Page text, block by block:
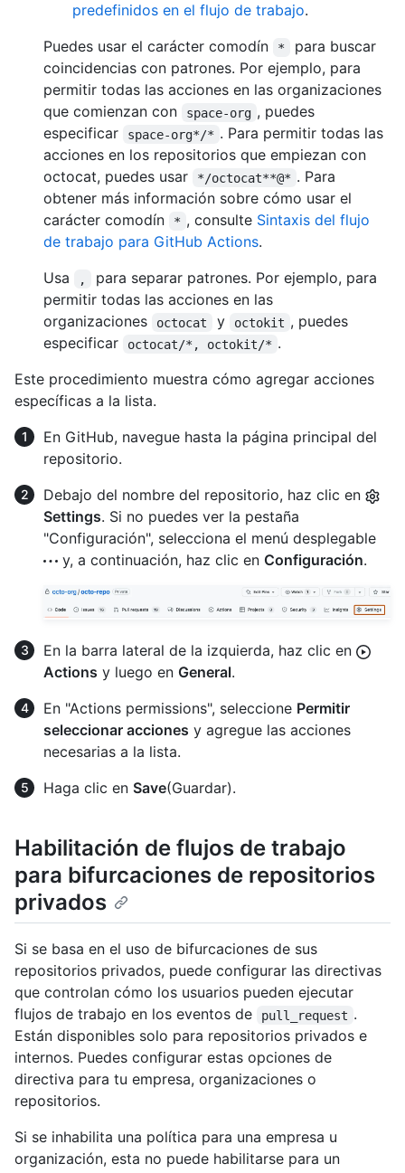
predefinidos en el flujo de trabajo.
Puedes usar el carácter comodín
*
para buscar
coincidencias con patrones. Por ejemplo, para
permitir todas las acciones en las organizaciones
que comienzan con
space-org , puedes
especificar
space-org*/* . Para permitir todas las
acciones en los repositorios que empiezan con
octocat, puedes usar
*/octocat**@* . Para
obtener más información sobre cómo usar el
carácter comodín
* , consulte Sintaxis del flujo
de trabajo para GitHub Actions.
Usa
,
para separar patrones. Por ejemplo, para
permitir todas las acciones en las
organizaciones
octocat y octokit , puedes
especificar
octocat/*, octokit/* .
Este procedimiento muestra cómo agregar acciones
específicas a la lista.
En GitHub, navegue hasta la página principal del
repositorio.
Debajo del nombre del repositorio, haz clic en
Settings. Si no puedes ver la pestaña
"Configuración", selecciona el menú desplegable
y, a continuación, haz clic en Configuración.
En la barra lateral de la izquierda, haz clic en
Actions y luego en General.
En "Actions permissions", seleccione Permitir
seleccionar acciones y agregue las acciones
necesarias a la lista.
Haga clic en Save(Guardar).
Habilitación de flujos de trabajo
para bifurcaciones de repositorios
privados
Si se basa en el uso de bifurcaciones de sus
repositorios privados, puede configurar las directivas
que controlan cómo los usuarios pueden ejecutar
flujos de trabajo en los eventos de
pull_request .
Están disponibles solo para repositorios privados e
internos. Puedes configurar estas opciones de
directiva para tu empresa, organizaciones o
repositorios.
Si se inhabilita una política para una empresa u
organización, esta no puede habilitarse para un